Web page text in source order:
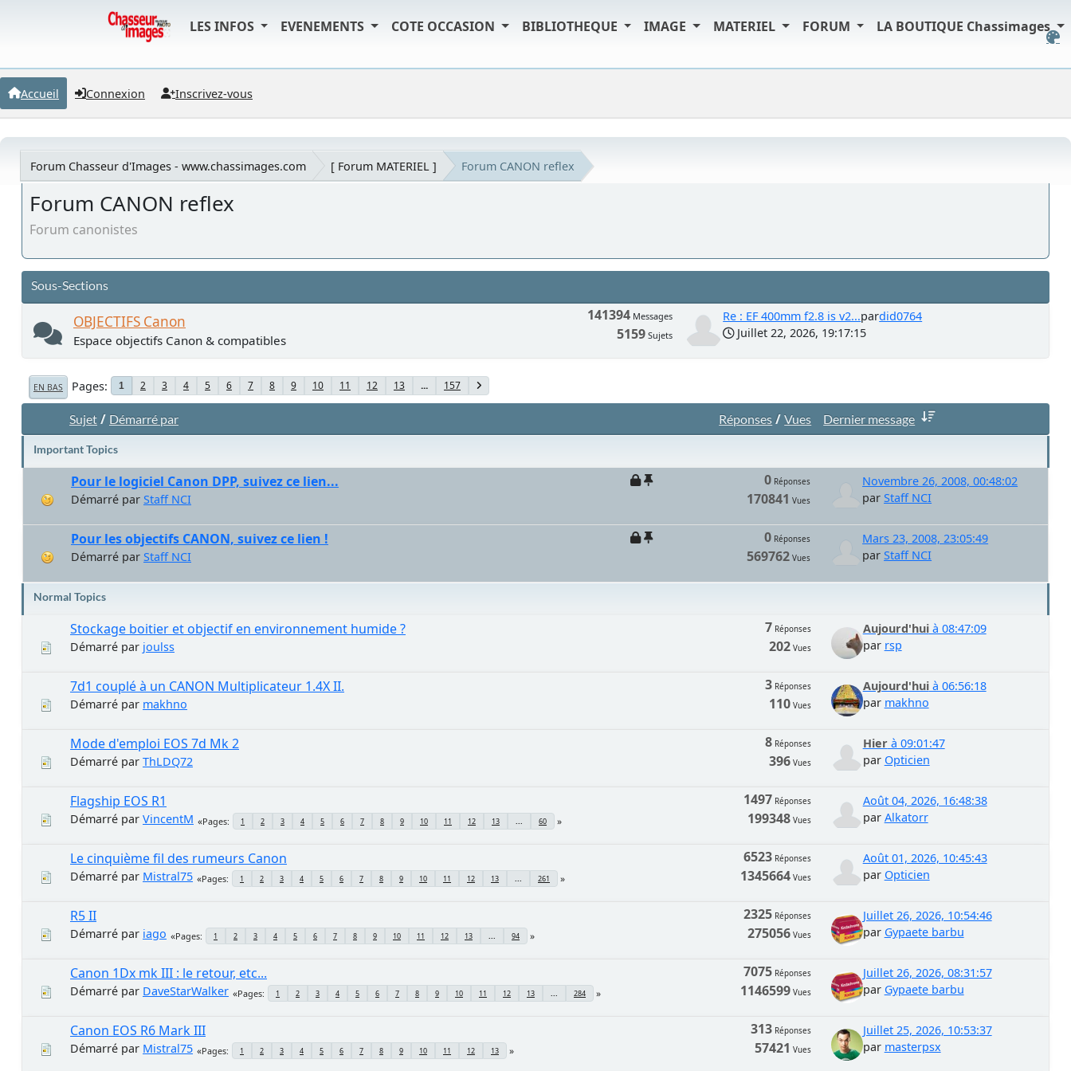
LES INFOS EVENEMENTS COTE OCCASION BIBLIOTHEQUE IMAGE MATERIEL FORUM LA BOUTIQUE Chassimages
Accueil Connexion Inscrivez-vous
Forum Chasseur d'Images - www.chassimages.com [ Forum MATERIEL ] Forum CANON reflex
Forum CANON reflex
Forum canonistes
Sous-Sections
OBJECTIFS Canon
Espace objectifs Canon & compatibles
141394 Messages
5159 Sujets
Re : EF 400mm f2.8 is v2...pardid0764
Juillet 22, 2026, 19:17:15
EN BAS Pages 1 2 3 4 5 6 7 8 9 10 11 12 13 ... 157
Sujet / Démarré par Réponses /Vues Dernier message
Important Topics
Pour le logiciel Canon DPP, suivez ce lien...
Démarré par Staff NCI
0 Réponses
170841 Vues
Novembre 26, 2008, 00:48:02
parStaff NCI
Pour les objectifs CANON, suivez ce lien !
Démarré par Staff NCI
0 Réponses
569762 Vues
Mars 23, 2008, 23:05:49
parStaff NCI
Normal Topics
Stockage boitier et objectif en environnement humide ?
Démarré par joulss
7 Réponses
202Vues
Aujourd'huià 08:47:09
par rsp
7d1 couplé à un CANON Multiplicateur 1.4X II.
Démarré par makhno
3Réponses
110Vues
Aujourd'huià 06:56:18
par makhno
Mode d'emploi EOS 7d Mk 2
Démarré par ThLDQ72
8Réponses
396Vues
Hierà 09:01:47
par Opticien
Flagship EOS R1
Démarré par VincentM Pages 1 2 3 4 5 6 7 8 9 10 11 12 13 ... 60
1497 Réponses
199348Vues
Août 04, 2026, 16:48:38
par Alkatorr
Le cinquième fil des rumeurs Canon
Démarré par Mistral75 Pages 1 2 3 4 5 6 7 8 9 10 11 12 13 ... 261
6523Réponses
1345664Vues
Août 01, 2026, 10:45:43
par Opticien
R5 II
Démarré par iago Pages 1 2 3 4 5 6 7 8 9 10 11 12 13 ... 94
2325Réponses
275056Vues
Juillet 26, 2026, 10:54:46
par Gypaete barbu
Canon 1Dx mk III : le retour, etc...
Démarré par DaveStarWalker Pages 1 2 3 4 5 6 7 8 9 10 11 12 13 ... 284
7075Réponses
1146599Vues
Juillet 26, 2026, 08:31:57
par Gypaete barbu
Canon EOS R6 Mark III
Démarré par Mistral75 Pages 1 2 3 4 5 6 7 8 9 10 11 12 13
313Réponses
57421 Vues
Juillet 25, 2026, 10:53:37
par masterpsx